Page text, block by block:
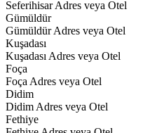
Seferihisar Adres veya Otel
Gümüldür
Gümüldür Adres veya Otel
Kuşadası
Kuşadası Adres veya Otel
Foça
Foça Adres veya Otel
Didim
Didim Adres veya Otel
Fethiye